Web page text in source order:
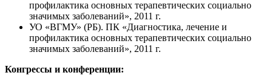
профилактика основных терапевтических социально
значимых заболеваний», 2011 г.
УО «ВГМУ» (РБ). ПК «Диагностика, лечение и
профилактика основных терапевтических социально
значимых заболеваний», 2011 г.
Конгрессы и конференции: